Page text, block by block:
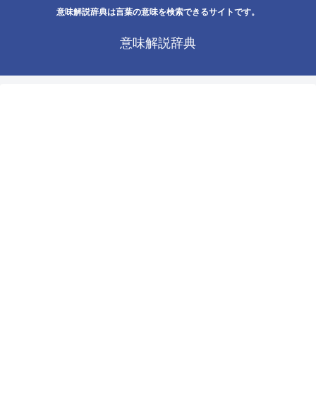
意味解説辞典は言葉の意味を検索できるサイトです。
意味解説辞典